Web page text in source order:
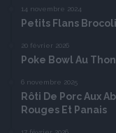
14 novembre 2024
Petits Flans
20 février 2026
Poke Bowl Au
6 novembre 2025
Rôti De Porc Aux
Rouges Et Panais